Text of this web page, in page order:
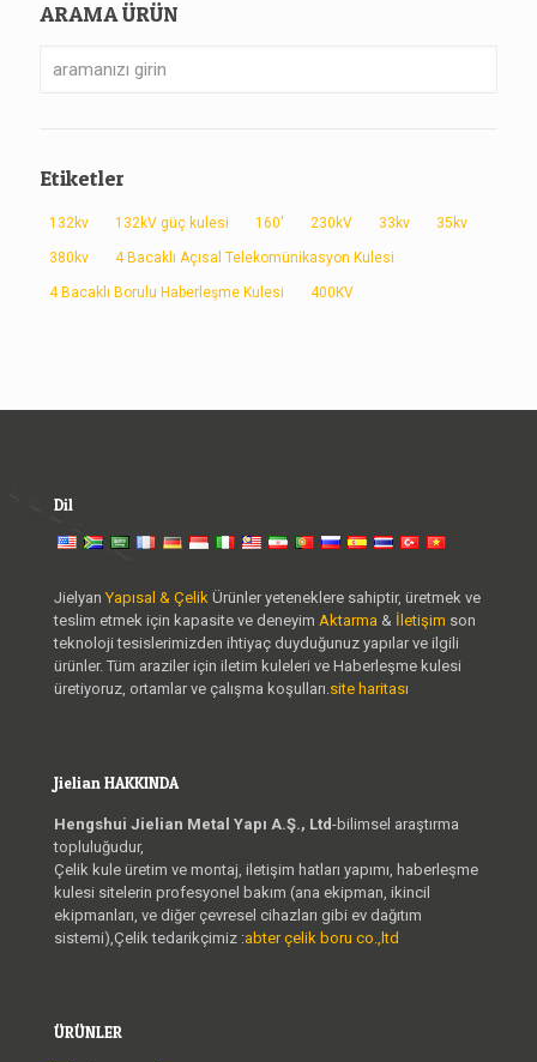
ARAMA ÜRÜN
Etiketler
132kv 132kV güç kulesi 160' 230kV 33kv 35kv
380kv 4 Bacaklı Açısal Telekomünikasyon Kulesi
4 Bacaklı Borulu Haberleşme Kulesi 400KV
Dil
Jielyan Yapısal & Çelik Ürünler yeteneklere sahiptir, üretmek ve
teslim etmek için kapasite ve deneyim Aktarma & İletişim son
teknoloji tesislerimizden ihtiyaç duyduğunuz yapılar ve ilgili
ürünler. Tüm araziler için iletim kuleleri ve Haberleşme kulesi
üretiyoruz, ortamlar ve çalışma koşulları.site haritası
Jielian HAKKINDA
Hengshui Jielian Metal Yapı A.Ş., Ltd-bilimsel araştırma
topluluğudur,
Çelik kule üretim ve montaj, iletişim hatları yapımı, haberleşme
kulesi sitelerin profesyonel bakım (ana ekipman, ikincil
ekipmanları, ve diğer çevresel cihazları gibi ev dağıtım
sistemi),Çelik tedarikçimiz :abter çelik boru co.,ltd
ÜRÜNLER